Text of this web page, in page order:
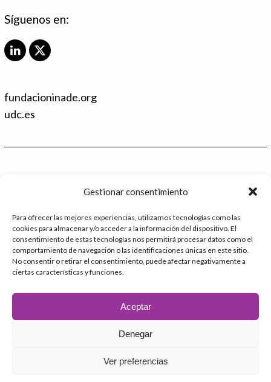
Gestionar consentimiento
Para ofrecer las mejores experiencias, utilizamos tecnologías como las
cookies para almacenar y/o acceder a la información del dispositivo. El
consentimiento de estas tecnologías nos permitirá procesar datos como el
comportamiento de navegación o las identificaciones únicas en este sitio.
No consentir o retirar el consentimiento, puede afectar negativamente a
ciertas características y funciones.
Aceptar
Denegar
Ver preferencias
Síguenos en:
L
e
d
X
t
fundacioninade.org
udc.es
986 48 52 28 - Ext.2
administracion@catedrafundacioninade.org
Universidade da Coruña - Facultad de Derecho
Campus Elviña s/n
15071 – A Coruña